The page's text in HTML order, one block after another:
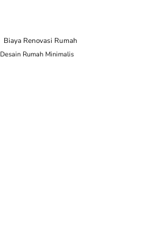
Biaya Renovasi Rumah
Desain Rumah Minimalis